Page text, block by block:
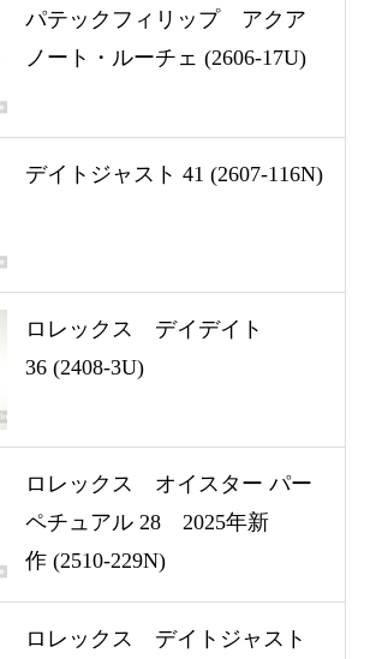
パテックフィリップ アクア
ノート・ルーチェ (2606-17U)
デイトジャスト 41 (2607-116N)
ロレックス デイデイト
36 (2408-3U)
ロレックス オイスター パー
ペチュアル 28 2025年新
作 (2510-229N)
ロレックス デイトジャスト